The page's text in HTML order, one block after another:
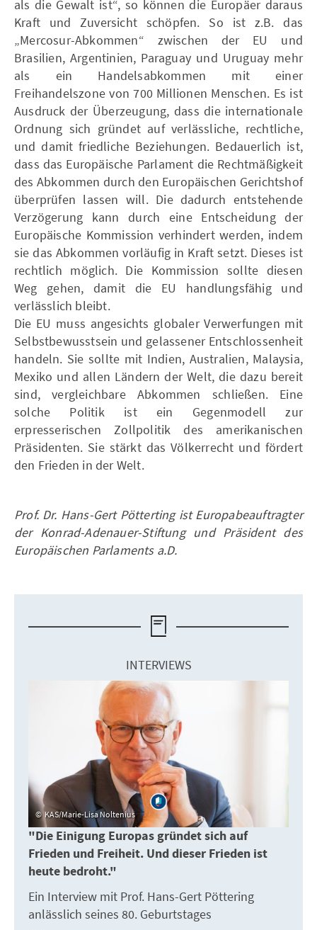
als die Gewalt ist“, so können die Europäer daraus
Kraft und Zuversicht schöpfen. So ist z.B. das
„Mercosur-Abkommen“ zwischen der EU und
Brasilien, Argentinien, Paraguay und Uruguay mehr
als ein Handelsabkommen mit einer
Freihandelszone von 700 Millionen Menschen. Es ist
Ausdruck der Überzeugung, dass die internationale
Ordnung sich gründet auf verlässliche, rechtliche,
und damit friedliche Beziehungen. Bedauerlich ist,
dass das Europäische Parlament die Rechtmäßigkeit
des Abkommen durch den Europäischen Gerichtshof
überprüfen lassen will. Die dadurch entstehende
Verzögerung kann durch eine Entscheidung der
Europäische Kommission verhindert werden, indem
sie das Abkommen vorläufig in Kraft setzt. Dieses ist
rechtlich möglich. Die Kommission sollte diesen
Weg gehen, damit die EU handlungsfähig und
verlässlich bleibt.
Die EU muss angesichts globaler Verwerfungen mit
Selbstbewusstsein und gelassener Entschlossenheit
handeln. Sie sollte mit Indien, Australien, Malaysia,
Mexiko und allen Ländern der Welt, die dazu bereit
sind, vergleichbare Abkommen schließen. Eine
solche Politik ist ein Gegenmodell zur
erpresserischen Zollpolitik des amerikanischen
Präsidenten. Sie stärkt das Völkerrecht und fördert
den Frieden in der Welt.
Prof. Dr. Hans-Gert Pötterting ist Europabeauftragter
der Konrad-Adenauer-Stiftung und Präsident des
Europäischen Parlaments a.D.
INTERVIEWS
KAS/Marie-Lisa Noltenius
"Die Einigung Europas gründet sich auf
Frieden und Freiheit. Und dieser Frieden ist
heute bedroht."
Ein Interview mit Prof. Hans-Gert Pöttering
anlässlich seines 80. Geburtstages